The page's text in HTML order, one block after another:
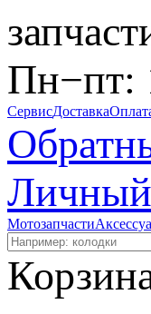
Пн−пт:
СервисДоставка
Личный
Мотозапчасти